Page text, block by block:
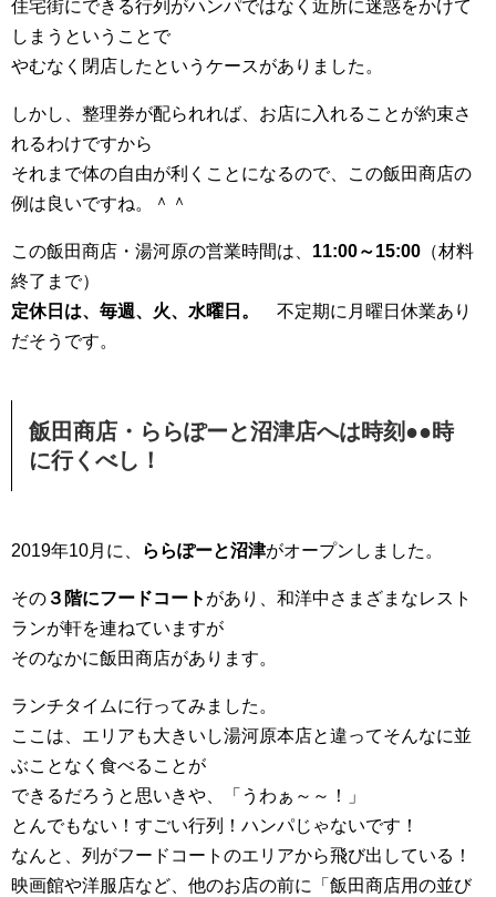
住宅街にできる行列がハンパではなく近所に迷惑をかけて
しまうということで
やむなく閉店したというケースがありました。
しかし、整理券が配られれば、お店に入れることが約束さ
れるわけですから
それまで体の自由が利くことになるので、この飯田商店の
例は良いですね。＾＾
この飯田商店・湯河原の営業時間は、 11:00～15:00 （材料
終了まで）
定休日は、毎週、火、水曜日。
不定期に月曜日休業あり
だそうです。
飯田商店・ららぽーと沼津店へは時刻●●時
に行くべし！
2019年10月に、 ららぽーと沼津がオープンしました。
その ３階にフードコート があり、和洋中さまざまなレスト
ランが軒を連ねていますが
そのなかに飯田商店があります。
ランチタイムに行ってみました。
ここは、エリアも大きいし湯河原本店と違ってそんなに並
ぶことなく食べることが
できるだろうと思いきや、「うわぁ～～！」
とんでもない！すごい行列！ハンパじゃないです！
なんと、列がフードコートのエリアから飛び出している！
映画館や洋服店など、他のお店の前に「飯田商店用の並び